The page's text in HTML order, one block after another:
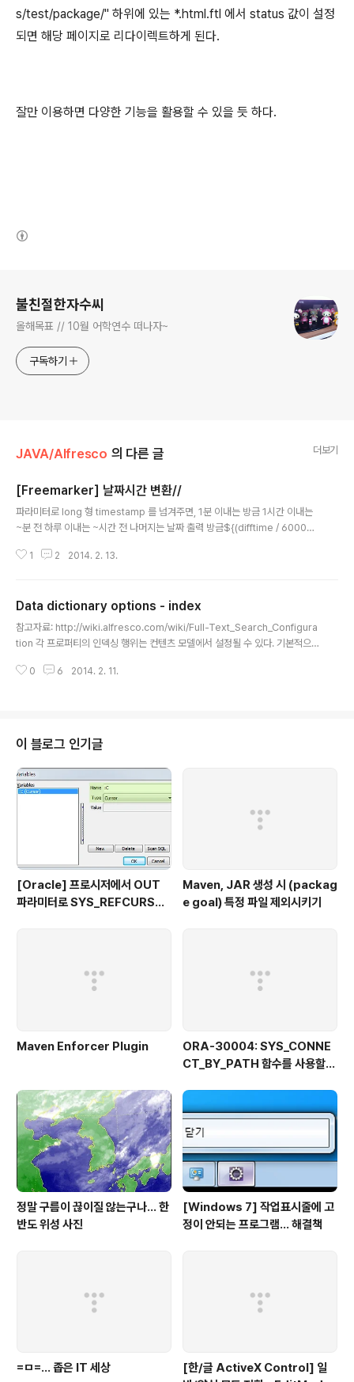
s/test/package/" 하위에 있는 *.html.ftl 에서 status 값이 설정
되면 해당 페이지로 리다이렉트하게 된다.
잘만 이용하면 다양한 기능을 활용할 수 있을 듯 하다.
불친절한자수씨
올해목표 // 10월 어학연수 떠나자~
구독하기
JAVA/Alfresco 의 다른 글 더보기
[Freemarker] 날짜시간 변환//
파라미터로 long 형 timestamp 를 넘겨주면, 1분 이내는 방금 1시간 이내는
~분 전 하루 이내는 ~시간 전 나머지는 날짜 출력 방금${(difftime / 6000
e.string("HH:mm")}${paramdateStr} =ㅁ= //
1 2 2014. 2. 13.
Data dictionary options - index
참고자료: http://wiki.alfresco.com/wiki/Full-Text_Search_Configura
tion 각 프로퍼티의 인덱싱 행위는 컨텐츠 모델에서 설정될 수 있다. 기본적으
티는 인덱싱 될 때, 토큰화 된다. The following example shows how ind
xing of content that requires transforma..
0 6 2014. 2. 11.
이 블로그 인기글
[Oracle] 프로시저에서 OUT
파라미터로 SYS_REFCURSO
Maven, JAR 생성 시 (packag
e goal) 특정 파일 제외시키기
Maven Enforcer Plugin
ORA-30004: SYS_CONNE
CT_BY_PATH 함수를 사용할
할 수 없습니다
정말 구름이 끊이질 않는구나... 한
반도 위성 사진
[Windows 7] 작업표시줄에 고
정이 안되는 프로그램... 해결책
=ㅁ=... 좁은 IT 세상
[한/글 ActiveX Control] 일